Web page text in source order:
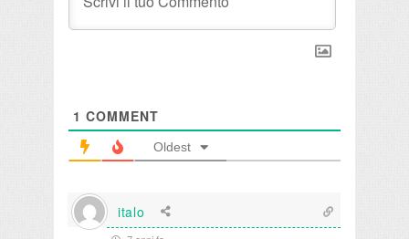
1 COMMENT
Oldest
italo